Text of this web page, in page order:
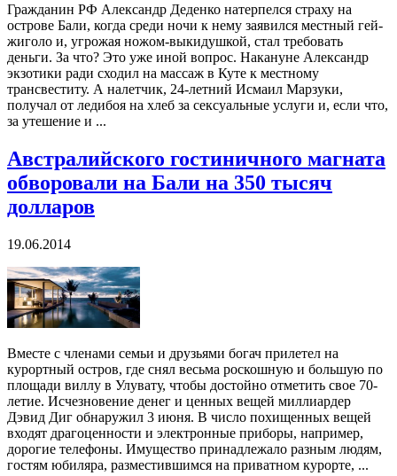
Гражданин РФ Александр Деденко натерпелся страху на
острове Бали, когда среди ночи к нему заявился местный гей-
жиголо и, угрожая ножом-выкидушкой, стал требовать
деньги. За что? Это уже иной вопрос. Накануне Александр
экзотики ради сходил на массаж в Куте к местному
трансвеститу. А налетчик, 24-летний Исмаил Марзуки,
получал от ледибоя на хлеб за сексуальные услуги и, если что,
за утешение и ...
Австралийского гостиничного магната
обворовали на Бали на 350 тысяч
долларов
19.06.2014
Вместе с членами семьи и друзьями богач прилетел на
курортный остров, где снял весьма роскошную и большую по
площади виллу в Улувату, чтобы достойно отметить свое 70-
летие. Исчезновение денег и ценных вещей миллиардер
Дэвид Диг обнаружил 3 июня. В число похищенных вещей
входят драгоценности и электронные приборы, например,
дорогие телефоны. Имущество принадлежало разным людям,
гостям юбиляра, разместившимся на приватном курорте, ...